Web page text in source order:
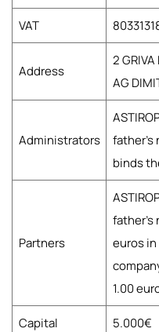
VAT
Address
2 GRIVA
AG
Administrators
father's
binds
Partners
father's
euros
1.00
Capital 5.000€